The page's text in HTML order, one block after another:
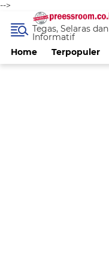
-->
Home Terpopuler
Tegas, Selaras dan
Informatif